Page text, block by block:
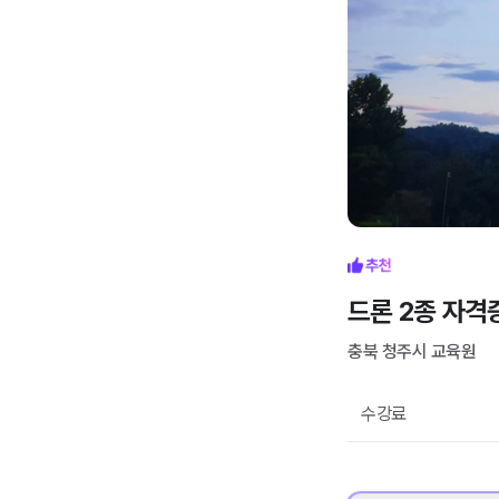
드론 2종 자격
충북 청주시 교육원
수강료